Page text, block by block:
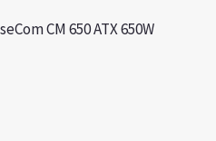
CM 650 ATX 650W